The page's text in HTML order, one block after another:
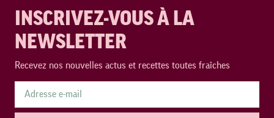
INSCRIVEZ-VOUS À LA
NEWSLETTER
Recevez nos nouvelles actus et recettes toutes fraîches